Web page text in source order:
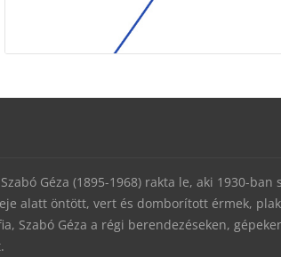
Géza (1895-1968) rakta le, aki 1930-ban
alatt öntött, vert és domborított érmek,
Szabó Géza a régi berendezéseken,